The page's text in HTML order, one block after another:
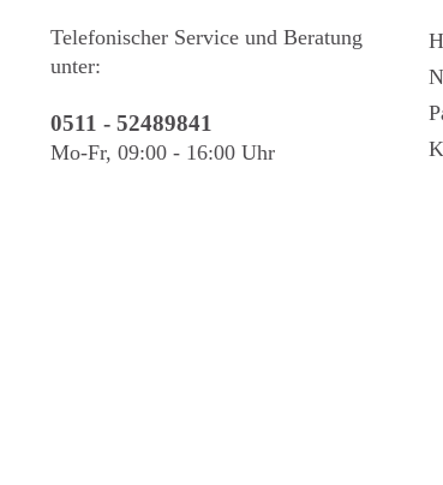
Telefonischer Service und Beratung
unter:
0511 - 52489841
Mo-Fr, 09:00 - 16:00 Uhr